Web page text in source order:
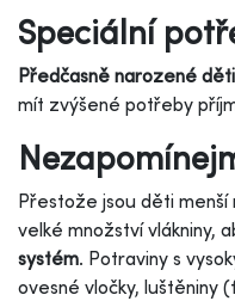
Speciální
Předčasně narozené děti
mít zvýšené potřeby
Přestože jsou děti
velké množství vlákniny,
systém. Potraviny s
ovesné vločky, luštěniny